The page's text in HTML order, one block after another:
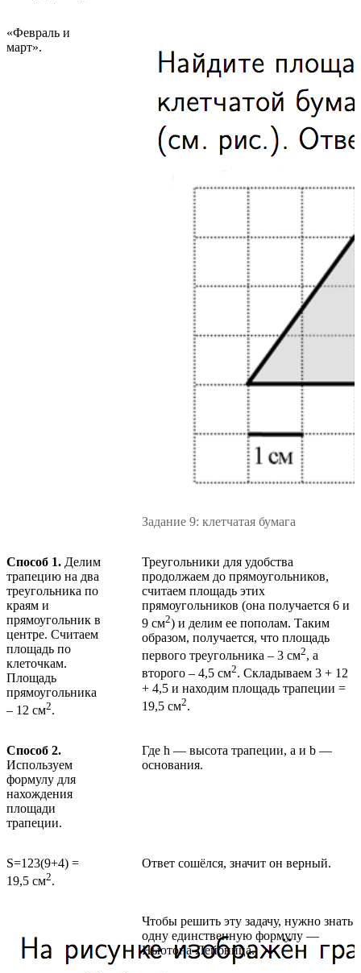
«Февраль и
март».
Задание 9: клетчатая бумага
Способ 1. Делим
трапецию на два
треугольника по
краям и
прямоугольник в
центре. Считаем
площадь по
клеточкам.
Площадь
прямоугольника
– 12 см2.
Треугольники для удобства
продолжаем до прямоугольников,
считаем площадь этих
прямоугольников (она получается 6 и
9 см2) и делим ее пополам. Таким
образом, получается, что площадь
первого треугольника – 3 см2, а
второго – 4,5 см2. Складываем 3 + 12
+ 4,5 и находим площадь трапеции =
19,5 см2.
Способ 2.
Используем
формулу для
нахождения
площади
трапеции.
Где h — высота трапеции, a и b —
основания.
S=123(9+4) =
19,5 см2.
Ответ сошёлся, значит он верный.
Чтобы решить эту задачу, нужно знать
одну единственную формулу —
Ньютона-Лейбница.